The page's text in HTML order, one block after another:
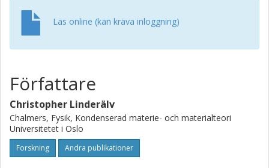
properties of color centers and related defects.
Läs online (kan kräva inloggning)
Författare
Christopher Linderälv
Chalmers, Fysik, Kondenserad materie- och materialteori
Universitetet i Oslo
Forskning Andra publikationer